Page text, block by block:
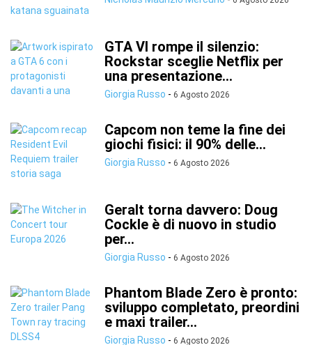
GTA VI rompe il silenzio:
Rockstar sceglie Netflix per
una presentazione...
Giorgia Russo - 6 Agosto 2026
Capcom non teme la fine dei
giochi fisici: il 90% delle...
Giorgia Russo - 6 Agosto 2026
Geralt torna davvero: Doug
Cockle è di nuovo in studio
per...
Giorgia Russo - 6 Agosto 2026
Phantom Blade Zero è pronto:
sviluppo completato, preordini
e maxi trailer...
Giorgia Russo - 6 Agosto 2026